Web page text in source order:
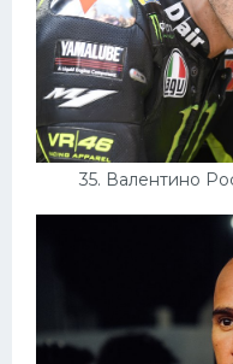
35. Валентино